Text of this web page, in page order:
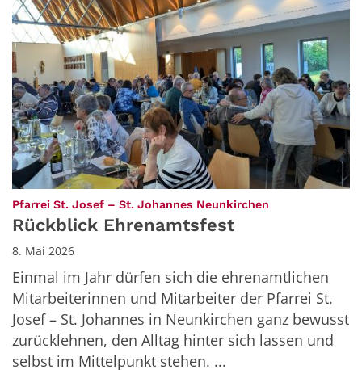
Pfarrei St. Josef – St. Johannes Neunkirchen
Rückblick Ehrenamtsfest
8. Mai 2026
Einmal im Jahr dürfen sich die ehrenamtlichen
Mitarbeiterinnen und Mitarbeiter der Pfarrei St.
Josef – St. Johannes in Neunkirchen ganz bewusst
zurücklehnen, den Alltag hinter sich lassen und
selbst im Mittelpunkt stehen. ...